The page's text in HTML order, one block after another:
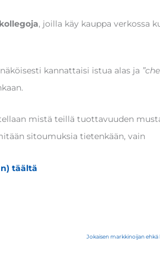
, joilla käy kauppa verkossa
kannattaisi istua alas ja
mistä teillä tuottavuuden
sitoumuksia tietenkään, vain
täältä
Jokaisen markkinoijan